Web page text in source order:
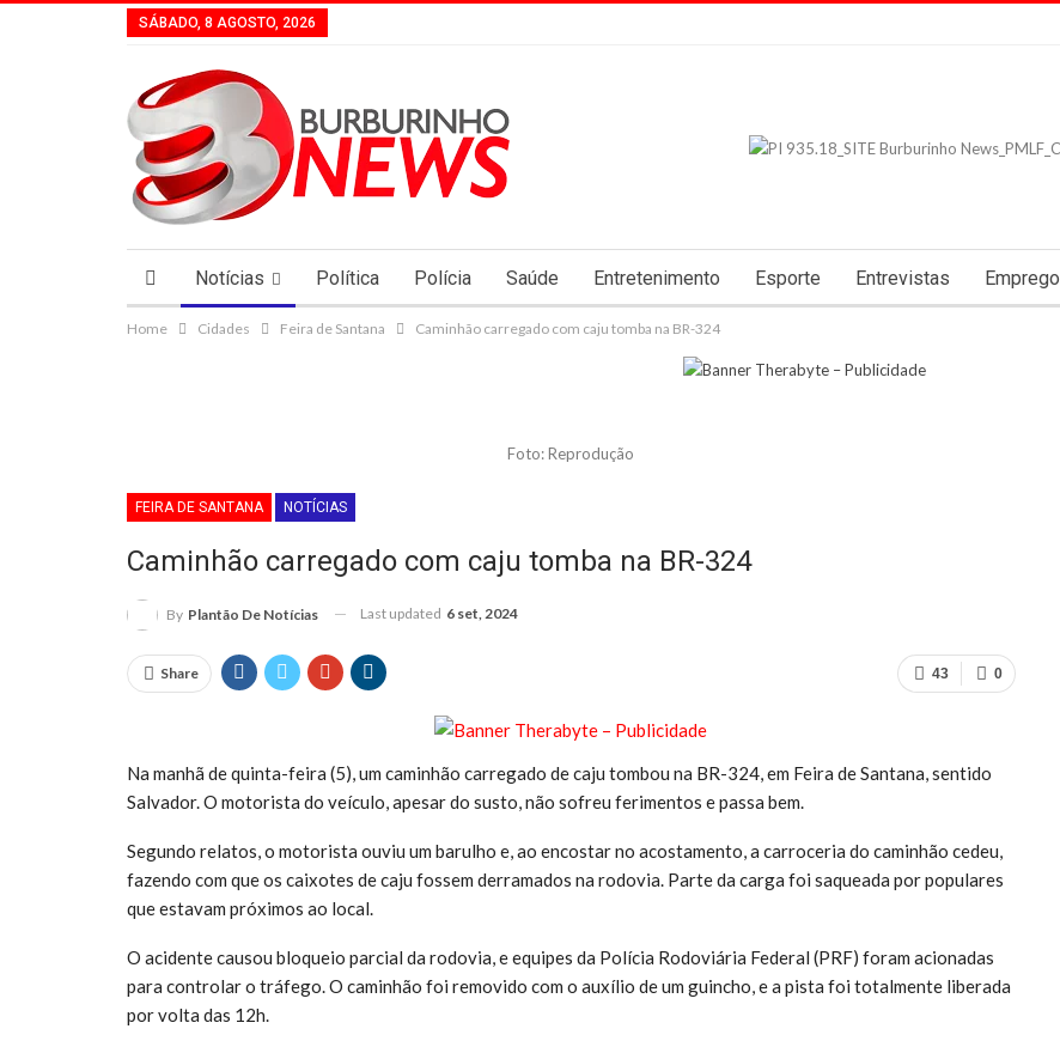
SÁBADO, 8 AGOSTO, 2026
Notícias Política Polícia Saúde Entretenimento Esporte Entrevistas Emprego
Home Cidades Feira de Santana Caminhão carregado com caju tomba na BR-324
Foto: Reprodução
FEIRA DE SANTANA NOTÍCIAS
Caminhão carregado com caju tomba na BR-324
By Plantão De Notícias Last updated 6 set, 2024
0
43
Share
Na manhã de quinta-feira (5), um caminhão carregado de caju tombou na BR-324, em Feira de Santana, sentido
Salvador. O motorista do veículo, apesar do susto, não sofreu ferimentos e passa bem.
Segundo relatos, o motorista ouviu um barulho e, ao encostar no acostamento, a carroceria do caminhão cedeu,
fazendo com que os caixotes de caju fossem derramados na rodovia. Parte da carga foi saqueada por populares
que estavam próximos ao local.
O acidente causou bloqueio parcial da rodovia, e equipes da Polícia Rodoviária Federal (PRF) foram acionadas
para controlar o tráfego. O caminhão foi removido com o auxílio de um guincho, e a pista foi totalmente liberada
por volta das 12h.